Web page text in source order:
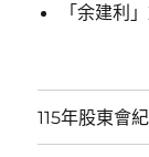
「余建利
115年股東會